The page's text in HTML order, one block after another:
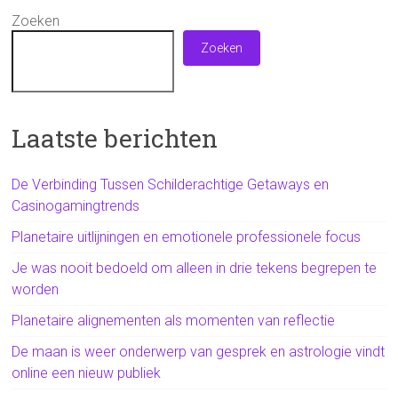
Zoeken
Zoeken
Laatste berichten
De Verbinding Tussen Schilderachtige Getaways en
Casinogamingtrends
Planetaire uitlijningen en emotionele professionele focus
Je was nooit bedoeld om alleen in drie tekens begrepen te
worden
Planetaire alignementen als momenten van reflectie
De maan is weer onderwerp van gesprek en astrologie vindt
online een nieuw publiek